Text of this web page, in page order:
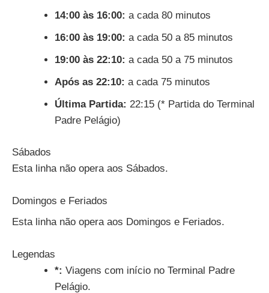
14:00 às 16:00: a cada 80 minutos
16:00 às 19:00: a cada 50 a 85 minutos
19:00 às 22:10: a cada 50 a 75 minutos
Após as 22:10: a cada 75 minutos
Última Partida: 22:15 (* Partida do Terminal
Padre Pelágio)
Sábados
Esta linha não opera aos Sábados.
Domingos e Feriados
Esta linha não opera aos Domingos e Feriados.
Legendas
*: Viagens com início no Terminal Padre
Pelágio.